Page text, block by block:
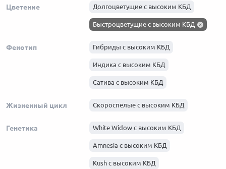
Цветение Долгоцветущие с высоким КБД
Быстроцветущие с высоким КБД
Фенотип Гибриды с высоким КБД
Индика с высоким КБД
Сатива с высоким КБД
Жизненный цикл Скороспелые с высоким КБД
Генетика White Widow с высоким КБД
Amnesia с высоким КБД
Kush с высоким КБД